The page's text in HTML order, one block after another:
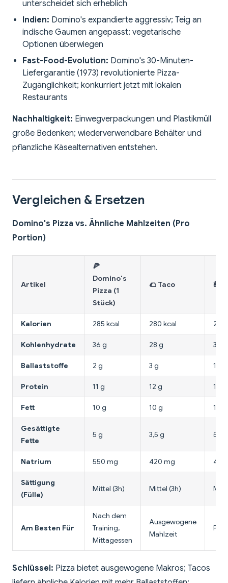
unterscheidet sich erheblich
Indien: Domino's expandierte aggressiv; Teig an
indische Gaumen angepasst; vegetarische
Optionen überwiegen
Fast-Food-Evolution: Domino's 30-Minuten-
Liefergarantie (1973) revolutionierte Pizza-
Zugänglichkeit; konkurriert jetzt mit lokalen
Restaurants
Nachhaltigkeit: Einwegverpackungen und Plastikmüll
große Bedenken; wiederverwendbare Behälter und
pflanzliche Käsealternativen entstehen.
Vergleichen & Ersetzen
Domino's Pizza vs. Ähnliche Mahlzeiten (Pro
Portion)
Artikel
🍕
Domino's
Pizza (1
Stück)
🌮 Taco 🍔
Kalorien 285 kcal 280 kcal 280
Kohlenhydrate 36 g 28 g 30 g
Ballaststoffe 2 g 3 g 1 g
Protein 11 g 12 g 15 g
Fett 10 g 10 g 14 g
Gesättigte
Fette
5 g 3,5 g 5 g
Natrium 550 mg 420 mg 480
Sättigung
(Fülle)
Mittel (3h) Mittel (3h)
Am Besten Für
Nach dem
Training,
Mittagessen
Ausgewogene
Mahlzeit
Schlüssel: Pizza bietet ausgewogene Makros; Tacos